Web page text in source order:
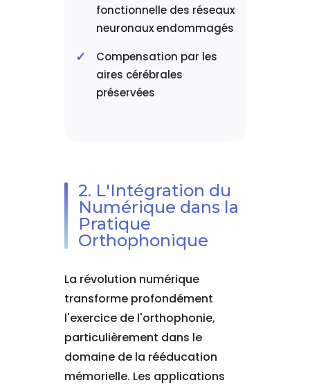
fonctionnelle des réseaux
neuronaux endommagés
Compensation par les
aires cérébrales
préservées
2. L'Intégration du
Numérique dans la
Pratique
Orthophonique
La révolution numérique
transforme profondément
l'exercice de l'orthophonie,
particulièrement dans le
domaine de la rééducation
mémorielle. Les applications